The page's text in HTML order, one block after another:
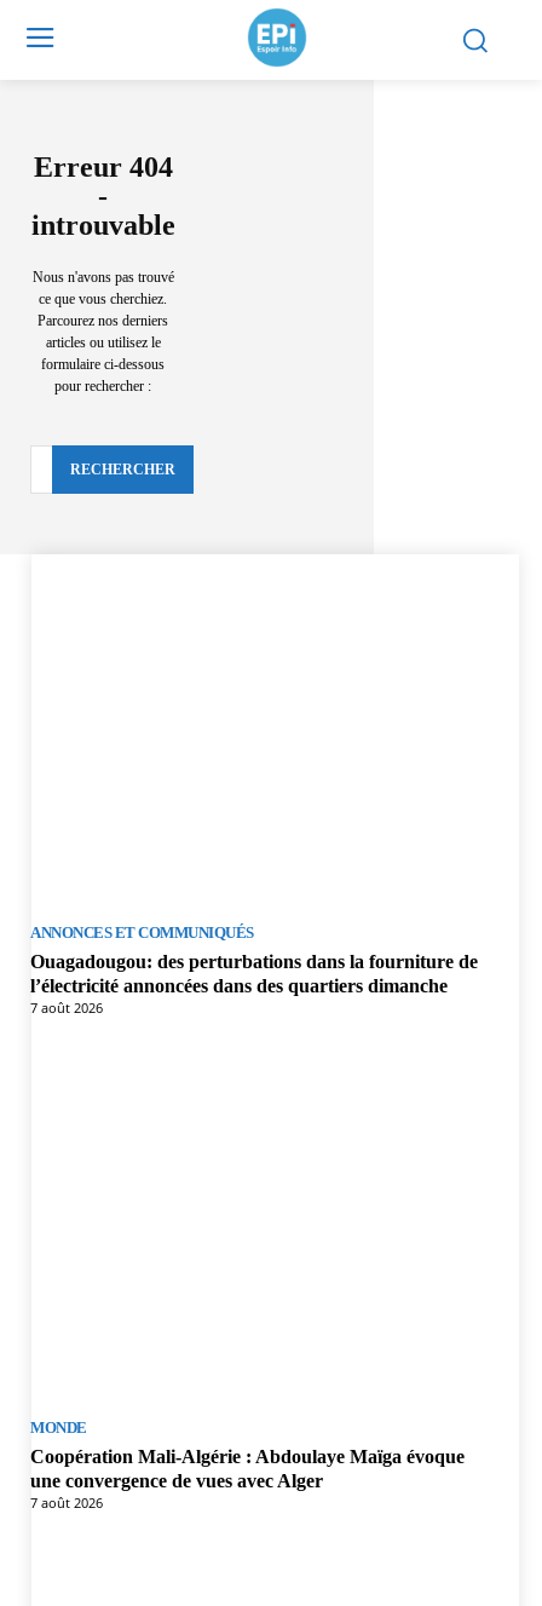
Erreur 404
-
introuvable
Nous n'avons pas trouvé
ce que vous cherchiez.
Parcourez nos derniers
articles ou utilisez le
formulaire ci-dessous
pour rechercher :
RECHERCHER
ANNONCES ET COMMUNIQUÉS
Ouagadougou: des perturbations dans la fourniture de
l’électricité annoncées dans des quartiers dimanche
7 août 2026
MONDE
Coopération Mali-Algérie : Abdoulaye Maïga évoque
une convergence de vues avec Alger
7 août 2026